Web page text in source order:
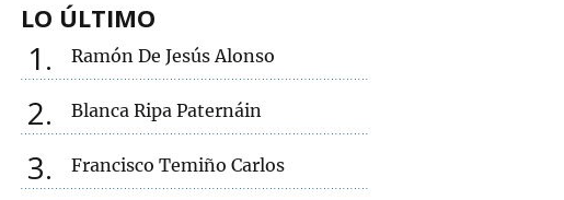
LO ÚLTIMO
1 Ramón De Jesús Alonso
2 Blanca Ripa Paternáin
3 Francisco Temiño Carlos